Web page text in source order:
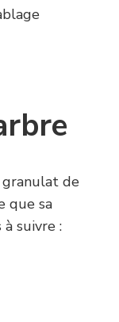
granulat de
que sa
suivre :